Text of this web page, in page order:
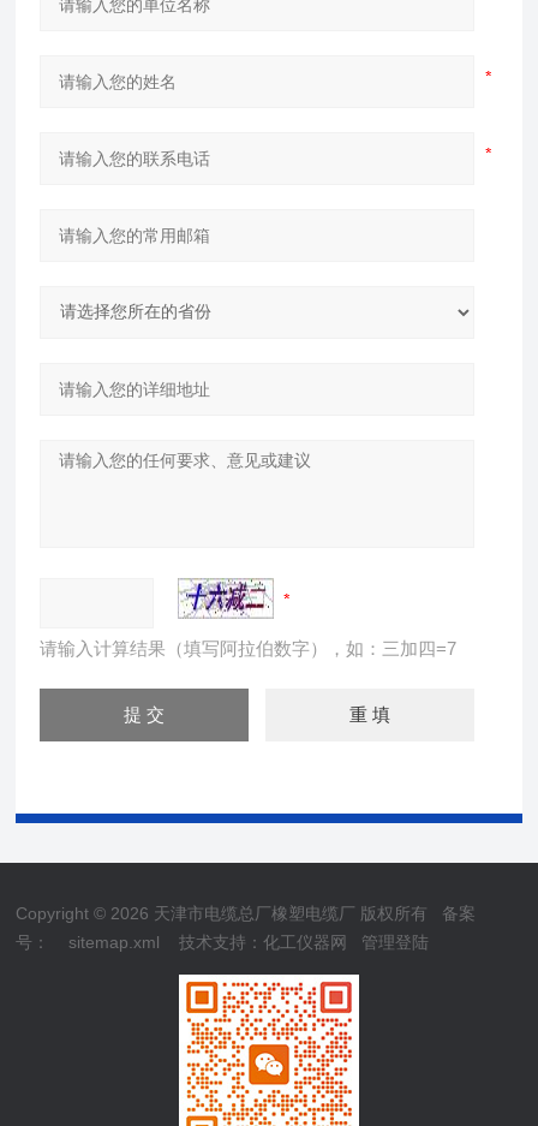
请输入计算结果（填写阿拉伯数字），如：三加四=7
Copyright © 2026 天津市电缆总厂橡塑电缆厂 版权所有 备案
号：
sitemap.xml 技术支持：化工仪器网 管理登陆